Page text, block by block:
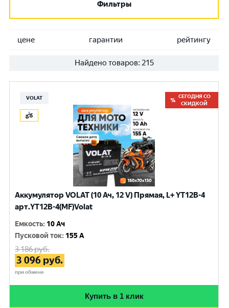
Фильтры
цене гарантии рейтингу
Найдено товаров: 215
VOLAT
СЕГОДНЯ СО
СКИДКОЙ
Аккумулятор VOLAT (10 Ач, 12 V) Прямая, L+ YT12B-4
арт.YT12B-4(MF)Volat
Емкость: 10 Ач
Пусковой ток: 155 A
3 186руб.
3 096 руб.
при обмене
Купить в 1 клик